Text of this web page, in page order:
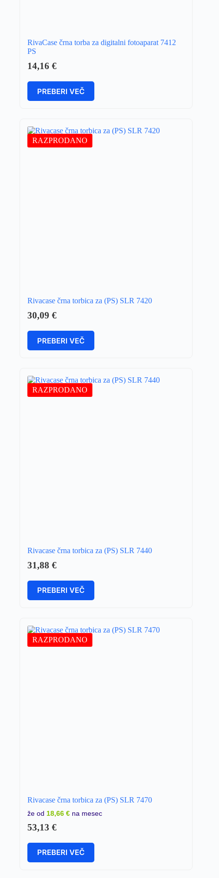
RivaCase črna torba za digitalni fotoaparat 7412
PS
14,16 €
PREBERI VEČ
RAZPRODANO
Rivacase črna torbica za (PS) SLR 7420
30,09 €
PREBERI VEČ
RAZPRODANO
Rivacase črna torbica za (PS) SLR 7440
31,88 €
PREBERI VEČ
RAZPRODANO
Rivacase črna torbica za (PS) SLR 7470
že od 18,66 € na mesec
53,13 €
PREBERI VEČ